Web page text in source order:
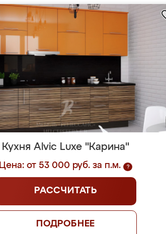
Кухня Alvic Luxe "Карина"
Цена: от 53 000 руб. за п.м. ?
РАССЧИТАТЬ
ПОДРОБНЕЕ